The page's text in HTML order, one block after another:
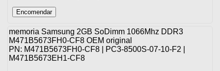
memoria Samsung 2GB SoDimm 1066Mhz DDR3
M471B5673FH0-CF8 OEM original
PN: M471B5673FH0-CF8 | PC3-8500S-07-10-F2 |
M471B5673EH1-CF8